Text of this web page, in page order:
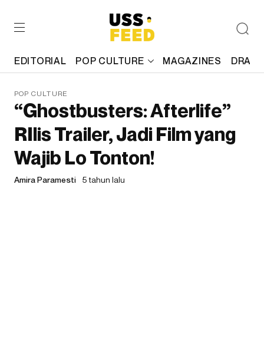
EDITORIAL POP CULTURE MAGAZINES
POP CULTURE
“Ghostbusters: Afterlife”
RIlis Trailer, Jadi Film yang
Wajib Lo Tonton!
Amira Paramesti 5 tahun lalu